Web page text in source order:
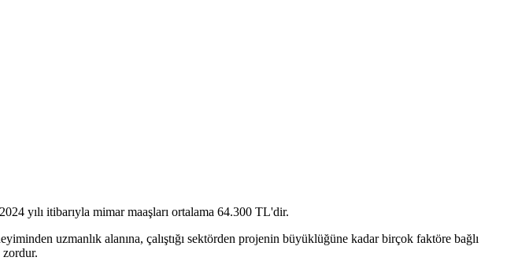
uzmanlık alanına, çalıştığı sektörden projenin büyüklüğüne kadar birçok faktöre bağlı